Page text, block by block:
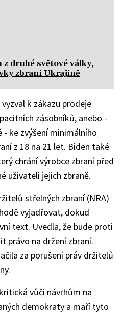
druhé světové války,
zbraní Ukrajině
k zákazu prodeje
zásobníků, anebo -
ke zvýšení minimálního
z 18 na 21 let. Biden také
chrání výrobce zbraní před
uživateli jejich zbraně.
střelných zbraní (NRA)
vyjadřovat, dokud
text. Uvedla, že bude proti
právo na držení zbraní.
za porušení práv držitelů
vůči návrhům na
demokraty a maří tyto